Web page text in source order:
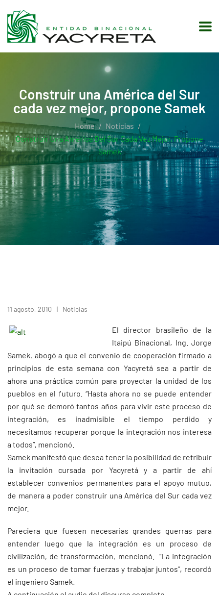
Construir una América del Sur
cada vez mejor, propone Samek
Home
Noticias
Construir Una América Del Sur Cada Vez Mejor, Propone
Samek
11 agosto, 2010 Noticias
El director brasileño de la
Itaipú Binacional, Ing. Jorge
Samek, abogó a que el convenio de cooperación firmado a
principios de esta semana con Yacyretá sea a partir de
ahora una práctica común para proyectar la unidad de los
pueblos en el futuro. “Hasta ahora no se puede entender
por qué se demoró tantos años para vivir este proceso de
integración, es inadmisible el tiempo perdido y
necesitamos recuperar porque la integración nos interesa
a todos”, mencionó.
Samek manifestó que desea tener la posibilidad de retribuir
la invitación cursada por Yacyretá y a partir de ahí
establecer convenios permanentes para el apoyo mutuo,
de manera a poder construir una América del Sur cada vez
mejor.
Pareciera que fuesen necesarias grandes guerras para
entender luego que la integración es un proceso de
civilización, de transformación, mencionó. “La integración
es un proceso de tomar fuerzas y trabajar juntos”, recordó
el ingeniero Samek.